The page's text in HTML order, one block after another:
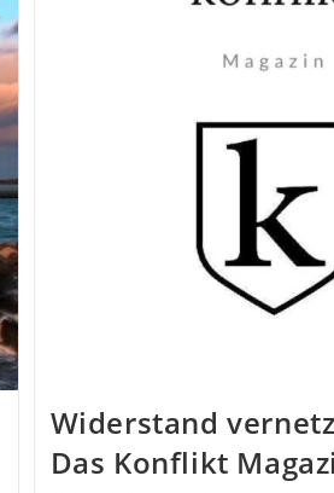
Widerstand
Das Konflikt